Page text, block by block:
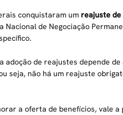
conquistaram um reajuste de
Nacional de Negociação
adoção de reajustes depende
seja, não há um reajuste
a oferta de benefícios, vale